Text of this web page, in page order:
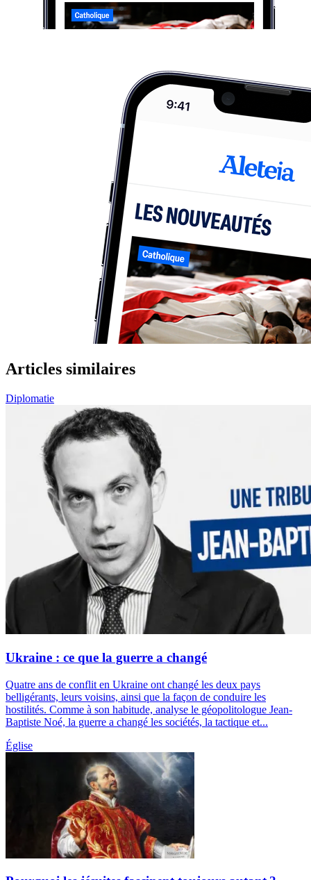
Articles similaires
Diplomatie
Ukraine : ce que la guerre a changé
Quatre ans de conflit en Ukraine ont changé les deux pays
belligérants, leurs voisins, ainsi que la façon de conduire les
hostilités. Comme à son habitude, analyse le géopolitologue Jean-
Baptiste Noé, la guerre a changé les sociétés, la tactique et...
Église